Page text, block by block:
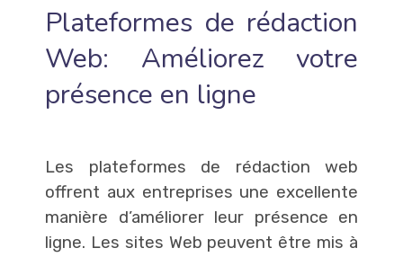
Plateformes de rédaction
Web: Améliorez votre
présence en ligne
Les plateformes de rédaction web
offrent aux entreprises une excellente
manière d’améliorer leur présence en
ligne. Les sites Web peuvent être mis à